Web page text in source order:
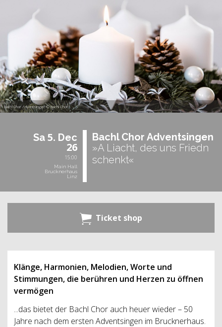
Bachl Chor Adventsingen © Bachl Chor
Sa 5. Dec
26
15:00
Main Hall
Brucknerhaus
Linz
Bachl Chor Ad­vent­sin­gen
»A Liacht, des uns Friedn
schenkt«
Ticket shop
Klänge, Harmonien, Melodien, Worte und
Stimmungen, die berühren und Herzen zu öffnen
vermögen
...das bietet der Bachl Chor auch heuer wieder – 50
Jahre nach dem ersten Adventsingen im Brucknerhaus.